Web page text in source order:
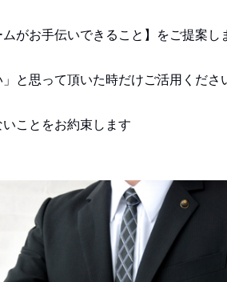
がお手伝いできること】をご提案し
と思って頂いた時だけご活用くださ
ことをお約束します